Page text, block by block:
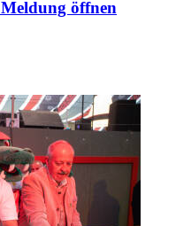
Meldung öffnen